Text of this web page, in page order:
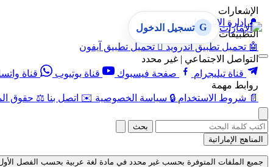
الإشعارات
🔔 إدارة الإشعارات
التطبيقات
🤖 تحميل تطبيق أندرويد  تحميل تطبيق آيفون
التواصل الاجتماعي | غير محدد
قناة تيليجرام
صفحة فيسبوك قناة يوتيوب قناة
روابط مهمة
📄 شروط الاستخدام 🔒 سياسة الخصوصية ✉️ اتصل بنا ⚖️ حقوق
G تسجيل الدخول
بحث
المناهج الإماراتية
جميع الملفات المتوفرة بحسب غير محدد في مادة لغة عربية بحسب الفصل الأول في